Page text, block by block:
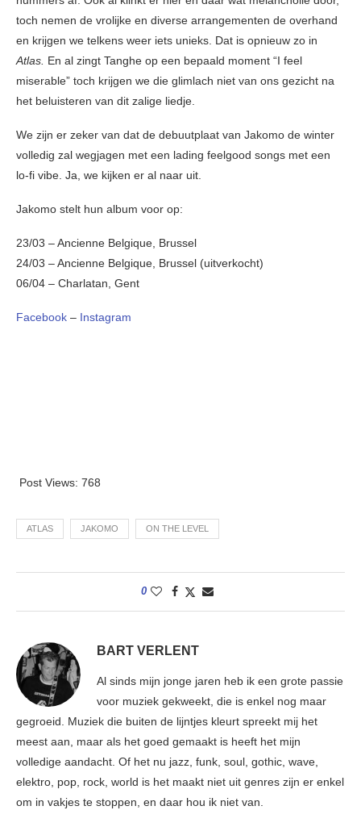
toch nemen de vrolijke en diverse arrangementen de overhand
en krijgen we telkens weer iets unieks. Dat is opnieuw zo in
Atlas. En al zingt Tanghe op een bepaald moment “I feel
miserable” toch krijgen we die glimlach niet van ons gezicht na
het beluisteren van dit zalige liedje.
We zijn er zeker van dat de debuutplaat van Jakomo de winter
volledig zal wegjagen met een lading feelgood songs met een
lo-fi vibe. Ja, we kijken er al naar uit.
Jakomo stelt hun album voor op:
23/03 – Ancienne Belgique, Brussel
24/03 – Ancienne Belgique, Brussel (uitverkocht)
06/04 – Charlatan, Gent
Facebook – Instagram
Post Views: 768
ATLAS JAKOMO ON THE LEVEL
0
BART VERLENT
Al sinds mijn jonge jaren heb ik een grote passie
voor muziek gekweekt, die is enkel nog maar
gegroeid. Muziek die buiten de lijntjes kleurt spreekt mij het
meest aan, maar als het goed gemaakt is heeft het mijn
volledige aandacht. Of het nu jazz, funk, soul, gothic, wave,
elektro, pop, rock, world is het maakt niet uit genres zijn er enkel
om in vakjes te stoppen, en daar hou ik niet van.